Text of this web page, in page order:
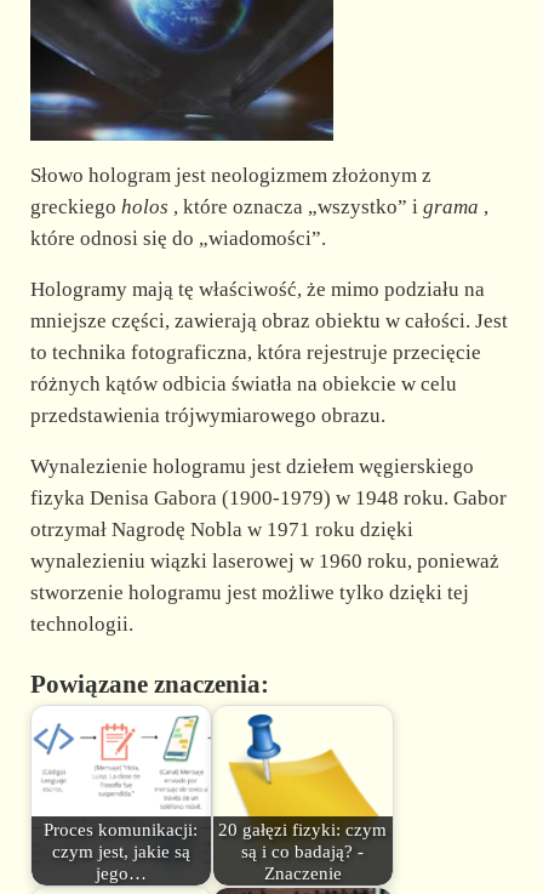
Słowo hologram jest neologizmem złożonym z
greckiego holos , które oznacza „wszystko” i grama ,
które odnosi się do „wiadomości”.
Hologramy mają tę właściwość, że mimo podziału na
mniejsze części, zawierają obraz obiektu w całości. Jest
to technika fotograficzna, która rejestruje przecięcie
różnych kątów odbicia światła na obiekcie w celu
przedstawienia trójwymiarowego obrazu.
Wynalezienie hologramu jest dziełem węgierskiego
fizyka Denisa Gabora (1900-1979) w 1948 roku. Gabor
otrzymał Nagrodę Nobla w 1971 roku dzięki
wynalezieniu wiązki laserowej w 1960 roku, ponieważ
stworzenie hologramu jest możliwe tylko dzięki tej
technologii.
Powiązane znaczenia:
Proces komunikacji:
czym jest, jakie są
jego…
20 gałęzi fizyki: czym
są i co badają? -
Znaczenie